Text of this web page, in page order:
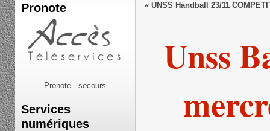
Pronote
Pronote - secours
Services
numériques
« UNSS Handball 23/11
Unss